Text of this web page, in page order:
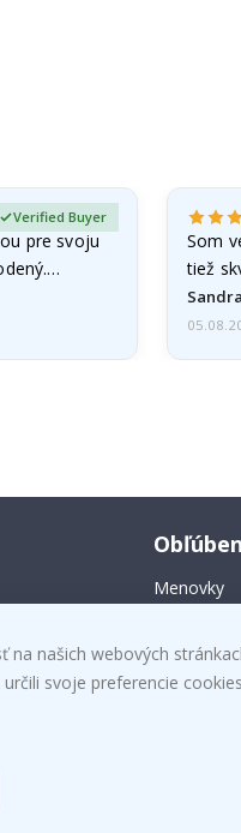
pre svoju
Verified Buyer
Som
tiež
Menovky
Plagáty
našich webových
svoje preferencie